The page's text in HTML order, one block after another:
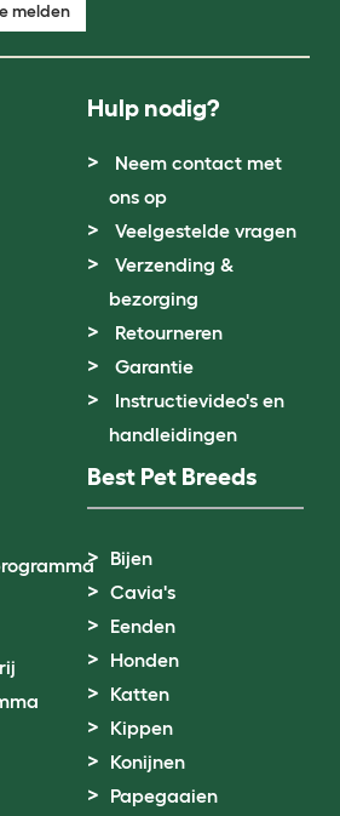
melden
Hulp nodig?
Neem contact met
ons op
Veelgestelde vragen
Verzending &
bezorging
Retourneren
Garantie
Instructievideo's en
handleidingen
Best Pet Breeds
Bijen
Cavia's
Eenden
Honden
Katten
Kippen
Konijnen
Papegaaien